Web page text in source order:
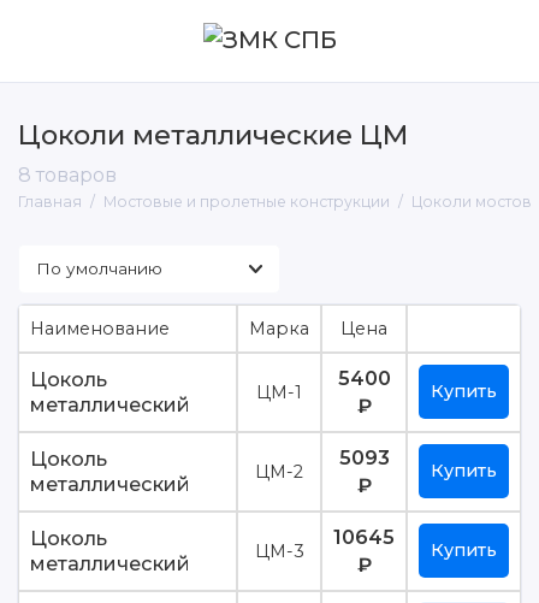
Цоколи металлические ЦМ
8 товаров
Главная Мостовые и пролетные конструкции Цоколи
конструкции пакетные
строения сборные для ЖД мостов
Серия 3.503-50 вып.15 - Пролётные
строения для автодорожных мостов
Наименование Марка Цена
Цоколь
металлический
ЦМ-1
5400
₽
Купить
Цоколь
металлический
ЦМ-2
5093
₽
Купить
Цоколь
металлический
ЦМ-3
10645
₽
Купить